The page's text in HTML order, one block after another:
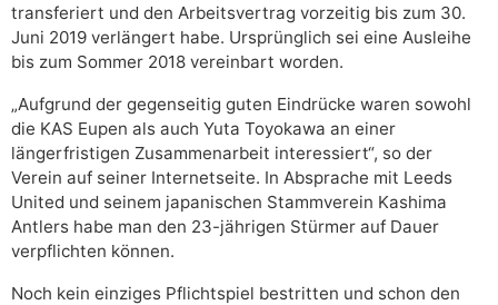
transferiert und den Arbeitsvertrag vorzeitig bis zum 30.
Juni 2019 verlängert habe. Ursprünglich sei eine Ausleihe
bis zum Sommer 2018 vereinbart worden.
„Aufgrund der gegenseitig guten Eindrücke waren sowohl
die KAS Eupen als auch Yuta Toyokawa an einer
längerfristigen Zusammenarbeit interessiert“, so der
Verein auf seiner Internetseite. In Absprache mit Leeds
United und seinem japanischen Stammverein Kashima
Antlers habe man den 23-jährigen Stürmer auf Dauer
verpflichten können.
Noch kein einziges Pflichtspiel bestritten und schon den